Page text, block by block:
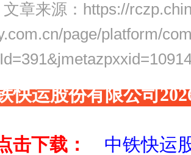
文章来源： https://
page/platform/
快运股份有限公司
下载：
中铁快运